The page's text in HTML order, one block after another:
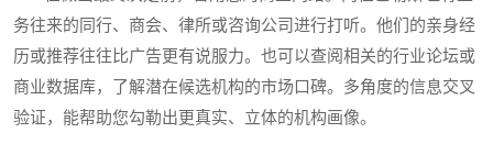
务往来的同行、商会、律所或咨询公司进行打听。他们的亲身经
历或推荐往往比广告更有说服力。也可以查阅相关的行业论坛或
商业数据库，了解潜在候选机构的市场口碑。多角度的信息交叉
验证，能帮助您勾勒出更真实、立体的机构画像。